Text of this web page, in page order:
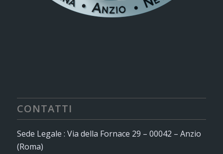
CONTATTI
Sede Legale : Via della Fornace 29 – 00042 – Anzio
(Roma)